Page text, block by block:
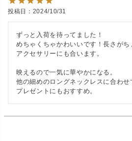
投稿日 2024/10/31
ずっと入荷を待ってました！
めちゃくちゃかわいいです！長さが
アクセサリーにも合います。
映えるので一気に華やかになる。
他の細めのロングネックレスに合わせ
プレゼントにもおすすめ。